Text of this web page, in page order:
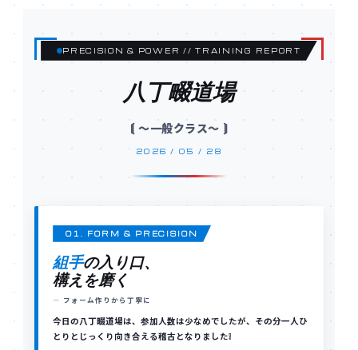
PRECISION & POWER // TRAINING REPORT
八丁畷道場
⟬ 〜一般クラス〜 ⟭
2026 / 05 / 28
01. FORM & PRECISION
組手の入り口、
構えを磨く
— フォーム作りから丁寧に
今日の八丁畷道場は、参加人数は少なめでしたが、その分一人ひ
とりとじっくり向き合える稽古となりました❕